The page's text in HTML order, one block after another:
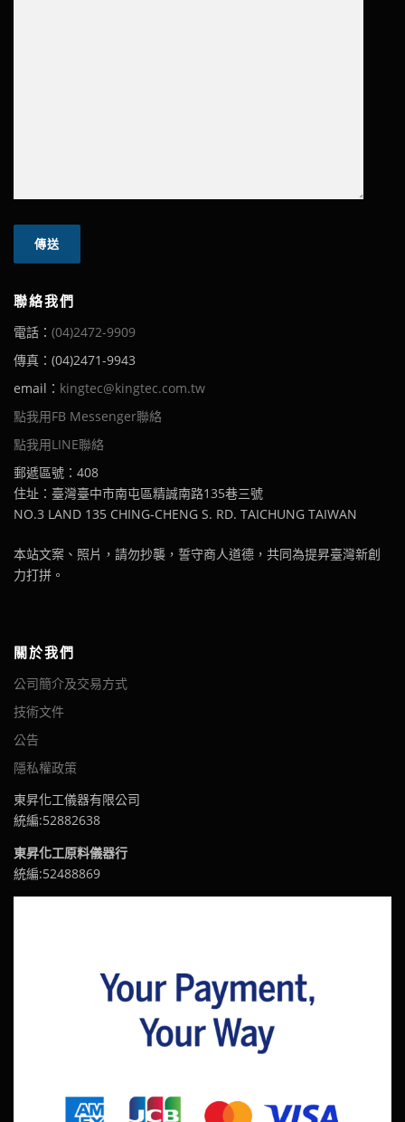
聯絡我們
電話： (04)2472-9909
傳真：(04)2471-9943
email： kingtec@kingtec.com.tw
點我用FB Messenger聯絡
點我用LINE聯絡
郵遞區號：408
住址：臺灣臺中市南屯區精誠南路135巷三號
NO.3 LAND 135 CHING-CHENG S. RD. TAICHUNG TAIWAN
本站文案、照片，請勿抄襲，誓守商人道德，共同為提昇臺灣新創
力打拼。
關於我們
公司簡介及交易方式
技術文件
公告
隱私權政策
東昇化工儀器有限公司
統編:52882638
東昇化工原料儀器行
統編:52488869